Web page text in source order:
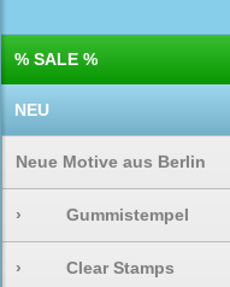
% SALE %
NEU
Neue Motive aus Berlin
› Gummistempel
› Clear Stamps